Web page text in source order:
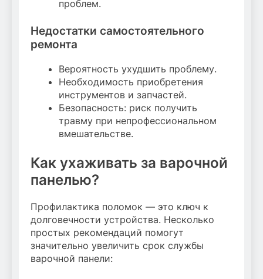
проблем.
Недостатки самостоятельного
ремонта
Вероятность ухудшить проблему.
Необходимость приобретения
инструментов и запчастей.
Безопасность: риск получить
травму при непрофессиональном
вмешательстве.
Как ухаживать за варочной
панелью?
Профилактика поломок — это ключ к
долговечности устройства. Несколько
простых рекомендаций помогут
значительно увеличить срок службы
варочной панели: